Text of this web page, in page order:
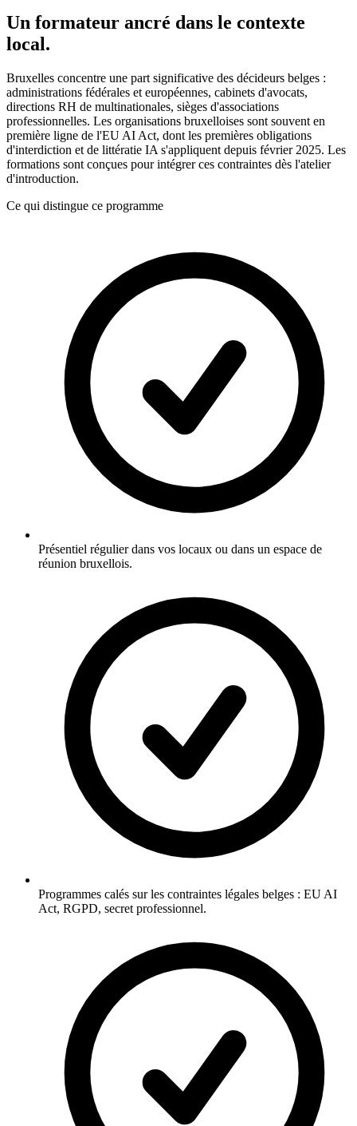
Un formateur ancré dans le contexte
local.
Bruxelles concentre une part significative des décideurs belges :
administrations fédérales et européennes, cabinets d'avocats,
directions RH de multinationales, sièges d'associations
professionnelles. Les organisations bruxelloises sont souvent en
première ligne de l'EU AI Act, dont les premières obligations
d'interdiction et de littératie IA s'appliquent depuis février 2025. Les
formations sont conçues pour intégrer ces contraintes dès l'atelier
d'introduction.
Ce qui distingue ce programme
Présentiel régulier dans vos locaux ou dans un espace de
réunion bruxellois.
Programmes calés sur les contraintes légales belges : EU AI
Act, RGPD, secret professionnel.